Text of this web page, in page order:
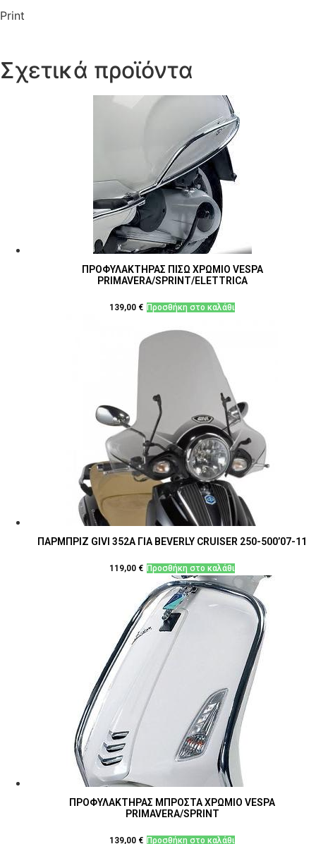
Print
Σχετικά προϊόντα
ΠΡΟΦΥΛΑΚΤΗΡΑΣ ΠΙΣΩ ΧΡΩΜΙΟ VESPA
PRIMAVERA/SPRINT/ELETTRICA
139,00 € Προσθήκη στο καλάθι
ΠΑΡΜΠΡΙΖ GIVI 352Α ΓΙΑ BEVERLY CRUISER 250-500’07-11
119,00 € Προσθήκη στο καλάθι
ΠΡΟΦΥΛΑΚΤΗΡΑΣ ΜΠΡΟΣΤΑ ΧΡΩΜΙΟ VESPA
PRIMAVERA/SPRINT
139,00 € Προσθήκη στο καλάθι